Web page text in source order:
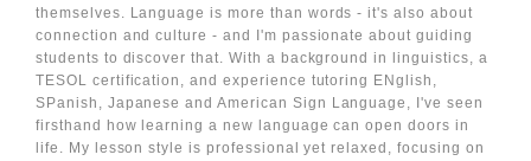
themselves. Language is more than words - it's also about
connection and culture - and I'm passionate about guiding
students to discover that. With a background in linguistics, a
TESOL certification, and experience tutoring ENglish,
SPanish, Japanese and American Sign Language, I've seen
firsthand how learning a new language can open doors in
life. My lesson style is professional yet relaxed, focusing on